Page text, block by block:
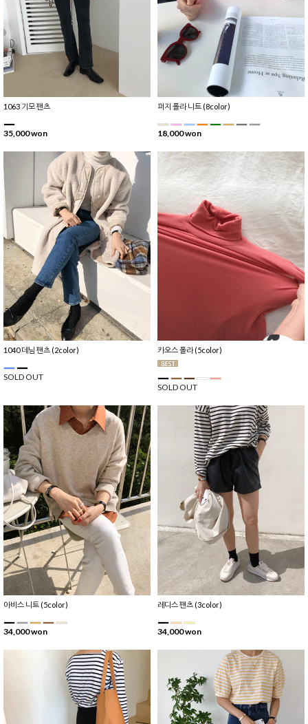
1063 기모 팬츠
35,000 won
퍼지 폴라 니트 (8color)
18,000 won
1040 데님 팬츠 (2color)
SOLD OUT
카오스 폴라 (5color)
SOLD OUT
아비스 니트 (5color)
34,000 won
레디스 팬츠 (3color)
34,000 won